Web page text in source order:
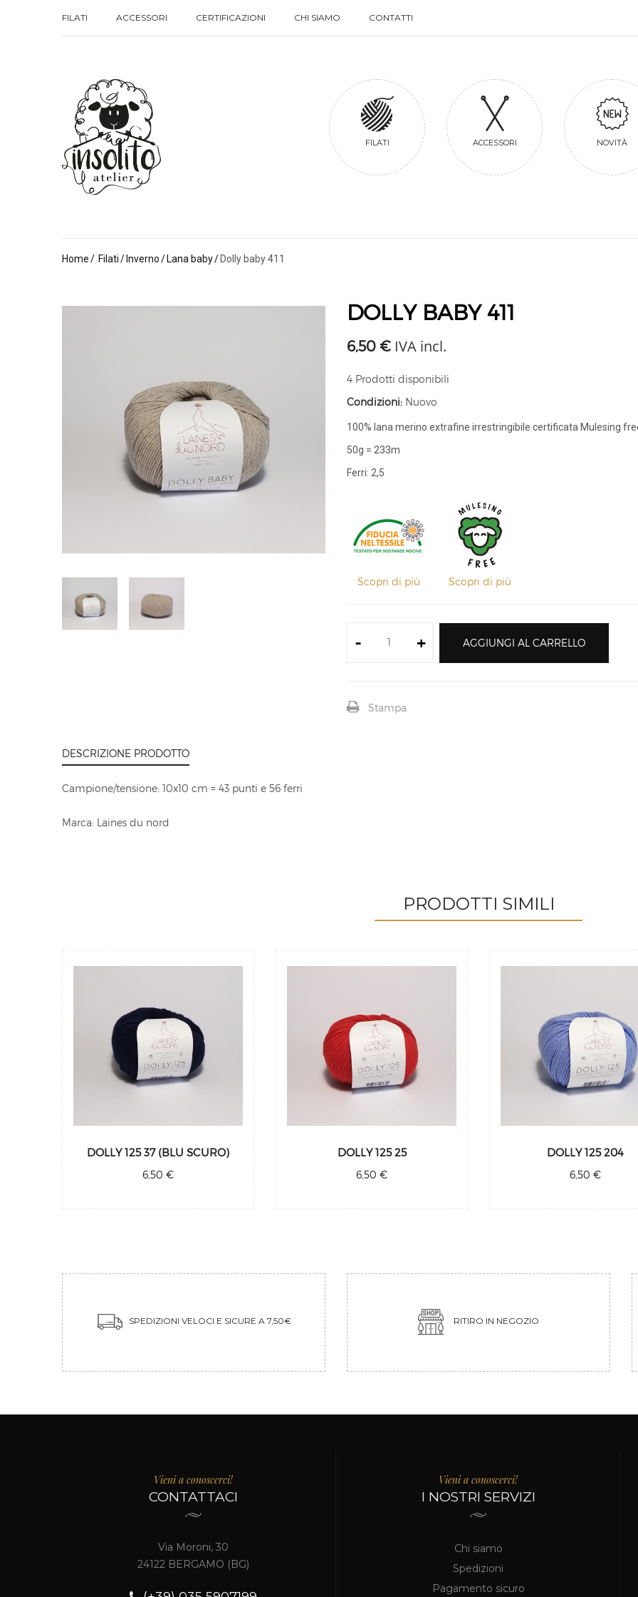
FILATI ACCESSORI CERTIFICAZIONI CHI SIAMO CONTATTI
FILATI ACCESSORI NOVITÀ
Home Filati Inverno Lana baby Dolly baby 411
DOLLY BABY 411
6,50 € IVA incl.
4 Prodotti disponibili
Condizioni: Nuovo
100% lana merino extrafine irrestringibile certificata Mulesing
50g = 233m
Ferri: 2,5
Scopri di più Scopri di più
- + AGGIUNGI AL CARRELLO
Stampa
DESCRIZIONE PRODOTTO
Campione/tensione: 10x10 cm = 43 punti e 56 ferri
Marca: Laines du nord
PRODOTTI SIMILI
DOLLY 125 37 (BLU SCURO)
6,50 €
DOLLY 125 25
6,50 €
DOLLY 125 204
6,50 €
SPEDIZIONI VELOCI E SICURE A 7,50€ RITIRO IN NEGOZIO
Vieni a conoscerci!
CONTATTACI
Via Moroni, 30
24122 BERGAMO (BG)
Vieni a conoscerci!
I NOSTRI SERVIZI
Chi siamo
Spedizioni
Pagamento sicuro